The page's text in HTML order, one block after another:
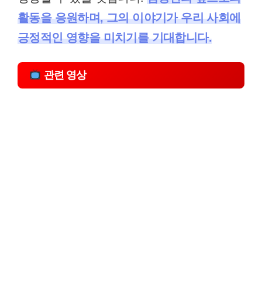
활동을 응원하며, 그의 이야기가 우리 사회에
긍정적인 영향을 미치기를 기대합니다.
관련 영상